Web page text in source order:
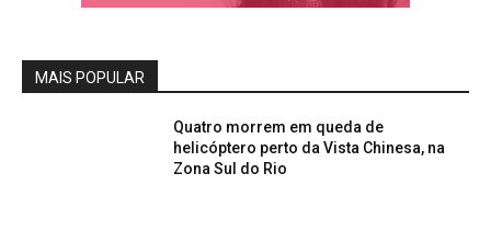
MAIS POPULAR
Quatro morrem em queda de
helicóptero perto da Vista Chinesa, na
Zona Sul do Rio